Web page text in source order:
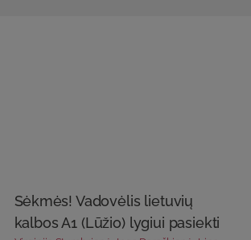
Sėkmės! Vadovėlis lietuvių
kalbos A1 (Lūžio) lygiui pasiekti